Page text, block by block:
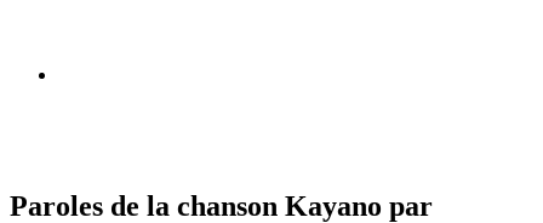
Paroles de la chanson Kayano par